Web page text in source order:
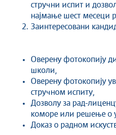
стручни испит и
најмање шест месеци
Заинтересовани
Оверену фотокопију
школи,
Оверену фотокопију
стручном испиту,
Дозволу за рад-
коморе или решење о
Доказ о радном